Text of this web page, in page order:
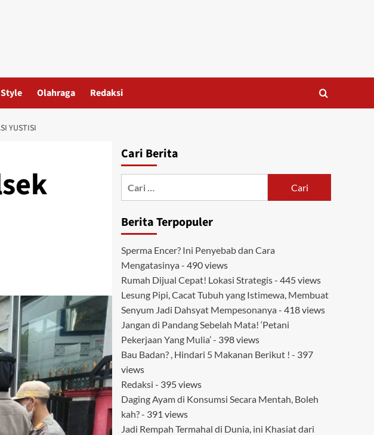
Olahraga Redaksi
YUSTISI
Cari Berita
Berita Terpopuler
Sperma Encer? Ini Penyebab dan Cara
Mengatasinya - 490 views
Rumah Dijual Cepat! Lokasi Strategis- 445 views
Lesung Pipi, Cacat Tubuh yang Istimewa, Membuat
Senyum Jadi Dahsyat Mempesonanya - 418 views
Jangan di Pandang Sebelah Mata! ‘Petani
Pekerjaan Yang Mulia’- 398 views
Bau Badan? , Hindari 5 Makanan Berikut ! - 397
views
Redaksi - 395 views
Daging Ayam di Konsumsi Secara Mentah, Boleh
kah?- 391 views
Jadi Rempah Termahal di Dunia, ini Khasiat dari